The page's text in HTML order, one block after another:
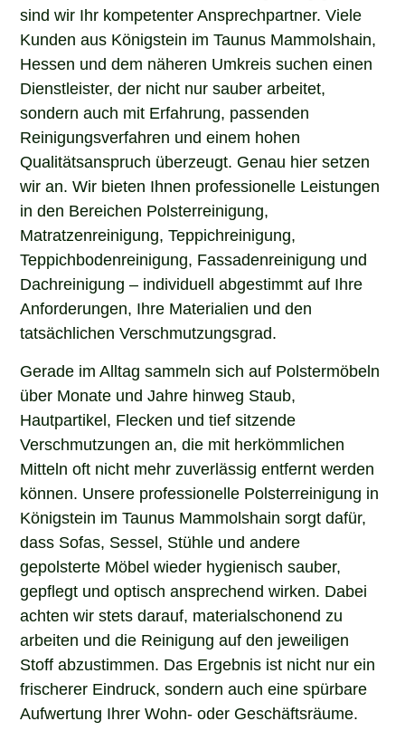
sind wir Ihr kompetenter Ansprechpartner. Viele
Kunden aus Königstein im Taunus Mammolshain,
Hessen und dem näheren Umkreis suchen einen
Dienstleister, der nicht nur sauber arbeitet,
sondern auch mit Erfahrung, passenden
Reinigungsverfahren und einem hohen
Qualitätsanspruch überzeugt. Genau hier setzen
wir an. Wir bieten Ihnen professionelle Leistungen
in den Bereichen Polsterreinigung,
Matratzenreinigung, Teppichreinigung,
Teppichbodenreinigung, Fassadenreinigung und
Dachreinigung – individuell abgestimmt auf Ihre
Anforderungen, Ihre Materialien und den
tatsächlichen Verschmutzungsgrad.
Gerade im Alltag sammeln sich auf Polstermöbeln
über Monate und Jahre hinweg Staub,
Hautpartikel, Flecken und tief sitzende
Verschmutzungen an, die mit herkömmlichen
Mitteln oft nicht mehr zuverlässig entfernt werden
können. Unsere professionelle Polsterreinigung in
Königstein im Taunus Mammolshain sorgt dafür,
dass Sofas, Sessel, Stühle und andere
gepolsterte Möbel wieder hygienisch sauber,
gepflegt und optisch ansprechend wirken. Dabei
achten wir stets darauf, materialschonend zu
arbeiten und die Reinigung auf den jeweiligen
Stoff abzustimmen. Das Ergebnis ist nicht nur ein
frischerer Eindruck, sondern auch eine spürbare
Aufwertung Ihrer Wohn- oder Geschäftsräume.